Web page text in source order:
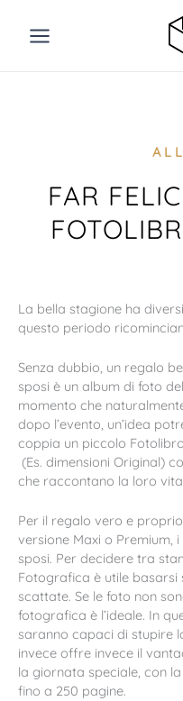
contenuto
FAR
La bella stagione ha
questo periodo
Senza dubbio, un regalo
sposi è un album di foto
momento che
dopo l’evento, un’idea
coppia un piccolo
(Es. dimensioni Original)
che raccontano la loro
Per il regalo vero e
versione Maxi o Premium,
sposi. Per decidere tra
Fotografica è utile basarsi
scattate. Se le foto non
fotografica è l’ideale. In
saranno capaci di stupire
invece offre invece il
la giornata speciale, con
fino a 250 pagine.